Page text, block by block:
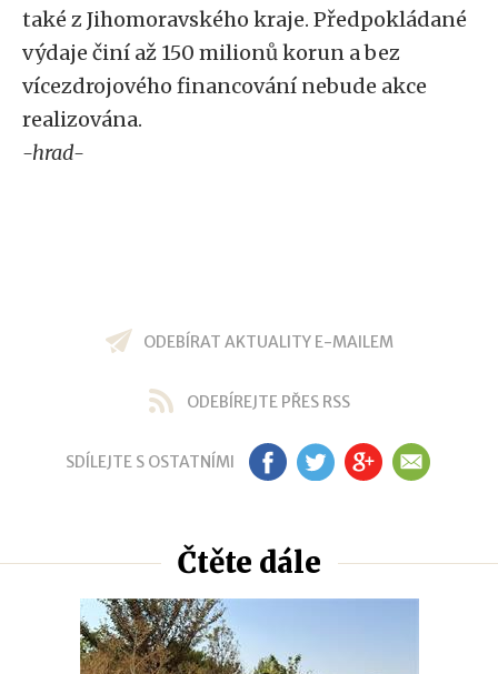
také z Jihomoravského kraje. Předpokládané
výdaje činí až 150 milionů korun a bez
vícezdrojového financování nebude akce
realizována.
-hrad-
ODEBÍRAT AKTUALITY E-MAILEM
ODEBÍREJTE PŘES RSS
SDÍLEJTE S OSTATNÍMI FB TW GP EM
Čtěte dále